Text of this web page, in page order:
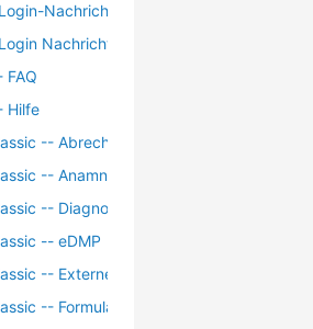
Nachricht
Nachricht Archiv
FAQ
Hilfe
-- Abrechnung
-- Anamnese und Befundung
-- Diagnosen
-- eDMP
-- Externe Kommunikation
-- Formulare